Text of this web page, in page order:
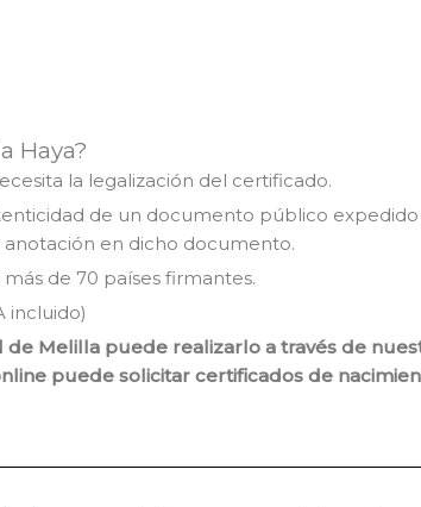
Haya?
la legalización del certificado.
de un documento público
anotación en dicho documento.
de 70 países firmantes.
incluido)
de Melilla puede realizarlo a través de
puede solicitar certificados de